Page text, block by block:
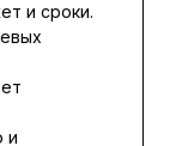
и сроки.
и